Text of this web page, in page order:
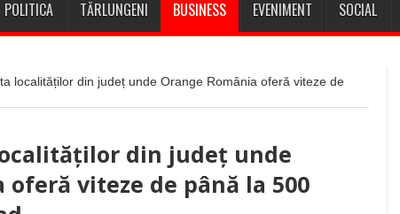
POLITICA TĂRLUNGENI BUSINESS EVENIMENT SOCIAL
localităților din județ unde Orange România oferă viteze de
din județ unde
oferă viteze de până la 500